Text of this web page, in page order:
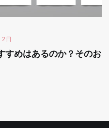
日
すめはあるのか？そのお